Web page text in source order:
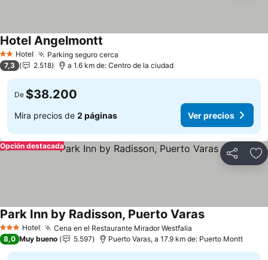
2 Estrellas
Hotel Parking seguro cerca
Hotel Angelmontt
7,3 2.518 a 1.6 km de: Centro de la ciudad
De $38.200
Mira precios de 2 páginas Ver precios
Compartir
Opción destacada
3 Estrellas
Hotel Cena en el Restaurante Mirador Westfalia
Park Inn by Radisson, Puerto VarasVer precios
8,0 Muy bueno 5.597 Puerto Varas, a 17.9 km de: Puerto Montt